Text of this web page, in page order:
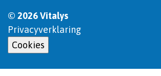
© 2026 Vitalys
Privacyverklaring
Cookies